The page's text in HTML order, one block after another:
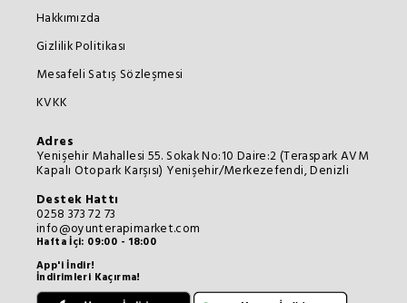
Hakkımızda
Gizlilik Politikası
Mesafeli Satış Sözleşmesi
KVKK
Adres
Yenişehir Mahallesi 55. Sokak No:10 Daire:2 (Teraspark AVM
Kapalı Otopark Karşısı) Yenişehir/Merkezefendi, Denizli
Destek Hattı
0258 373 72 73
info@oyunterapimarket.com
Hafta İçi: 09:00 - 18:00
App'i İndir!
İndirimleri Kaçırma!